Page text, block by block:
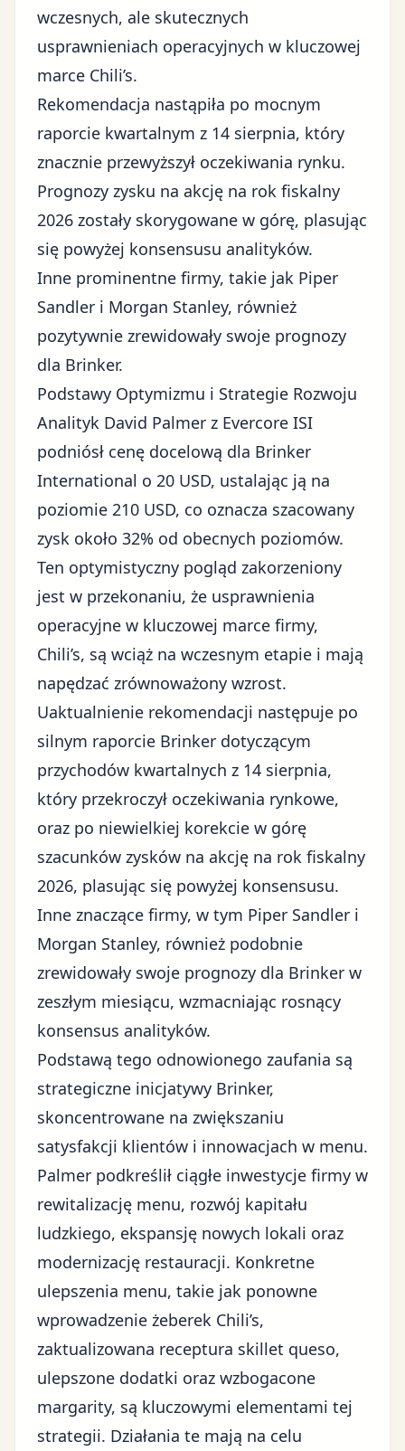
wczesnych, ale skutecznych
usprawnieniach operacyjnych w kluczowej
marce Chili’s.
Rekomendacja nastąpiła po mocnym
raporcie kwartalnym z 14 sierpnia, który
znacznie przewyższył oczekiwania rynku.
Prognozy zysku na akcję na rok fiskalny
2026 zostały skorygowane w górę, plasując
się powyżej konsensusu analityków.
Inne prominentne firmy, takie jak Piper
Sandler i Morgan Stanley, również
pozytywnie zrewidowały swoje prognozy
dla Brinker.
Podstawy Optymizmu i Strategie Rozwoju
Analityk David Palmer z Evercore ISI
podniósł cenę docelową dla Brinker
International o 20 USD, ustalając ją na
poziomie 210 USD, co oznacza szacowany
zysk około 32% od obecnych poziomów.
Ten optymistyczny pogląd zakorzeniony
jest w przekonaniu, że usprawnienia
operacyjne w kluczowej marce firmy,
Chili’s, są wciąż na wczesnym etapie i mają
napędzać zrównoważony wzrost.
Uaktualnienie rekomendacji następuje po
silnym raporcie Brinker dotyczącym
przychodów kwartalnych z 14 sierpnia,
który przekroczył oczekiwania rynkowe,
oraz po niewielkiej korekcie w górę
szacunków zysków na akcję na rok fiskalny
2026, plasując się powyżej konsensusu.
Inne znaczące firmy, w tym Piper Sandler i
Morgan Stanley, również podobnie
zrewidowały swoje prognozy dla Brinker w
zeszłym miesiącu, wzmacniając rosnący
konsensus analityków.
Podstawą tego odnowionego zaufania są
strategiczne inicjatywy Brinker,
skoncentrowane na zwiększaniu
satysfakcji klientów i innowacjach w menu.
Palmer podkreślił ciągłe inwestycje firmy w
rewitalizację menu, rozwój kapitału
ludzkiego, ekspansję nowych lokali oraz
modernizację restauracji. Konkretne
ulepszenia menu, takie jak ponowne
wprowadzenie żeberek Chili’s,
zaktualizowana receptura skillet queso,
ulepszone dodatki oraz wzbogacone
margarity, są kluczowymi elementami tej
strategii. Działania te mają na celu